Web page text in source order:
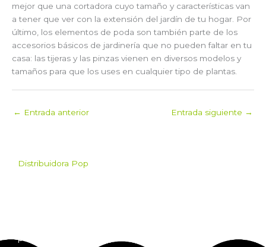
mejor que una cortadora cuyo tamaño y características van
a tener que ver con la extensión del jardín de tu hogar. Por
último, los elementos de poda son también parte de los
accesorios básicos de jardinería que no pueden faltar en tu
casa: las tijeras y las pinzas vienen en diversos modelos y
tamaños para que los uses en cualquier tipo de plantas.
← Entrada anterior Entrada siguiente →
Distribuidora Pop
por mayor desde cualquier